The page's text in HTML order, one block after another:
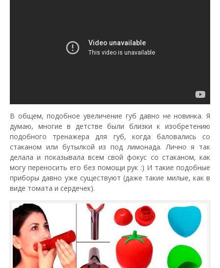
В общем, подобное увеличение губ давно не новинка. Я
думаю, многие в детстве были близки к изобретению
подобного тренажера для губ, когда баловались со
стаканом или бутылкой из под лимонада. Лично я так
делала и показывала всем свой фокус со стаканом, как
могу переносить его без помощи рук :) И такие подобные
приборы давно уже существуют (даже такие милые, как в
виде томата и сердечек).